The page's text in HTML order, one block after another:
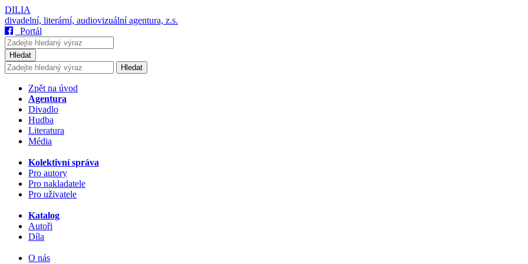
DILIA
divadelní, literární, audiovizuální agentura, z.s.
Portál
Hledat
Hledat
Zpět na úvod
Agentura
Divadlo
Hudba
Literatura
Média
Kolektivní správa
Pro autory
Pro nakladatele
Pro uživatele
Katalog
Autoři
Díla
O nás